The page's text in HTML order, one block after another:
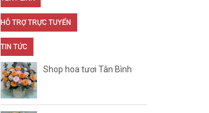
HỖ TRỢ TRỰC TUYẾN
TIN TỨC
Shop hoa tươi Tân Bình